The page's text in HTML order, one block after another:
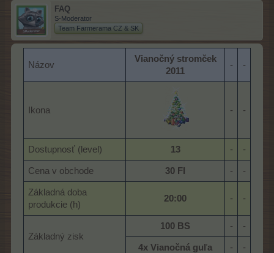
FAQ
S-Moderator
Team Farmerama CZ & SK
Názov
Vianočný stromček
2011
-​ -​
Ikona -​ -​
Dostupnosť (level) 13 -​ -​
Cena v obchode 30 Fl -​ -​
Základná doba
produkcie (h)
20:00 -​ -​
Základný zisk
100 BS -​ -​
4x Vianočná guľa -​ -​